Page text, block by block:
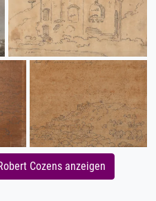
Cozens anzeigen